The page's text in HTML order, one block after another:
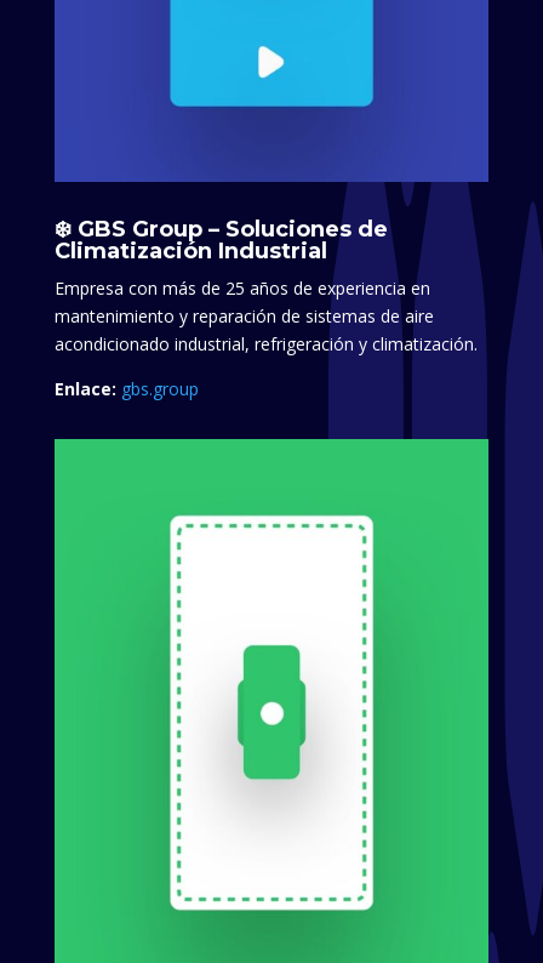
❄️ GBS Group – Soluciones de
Climatización Industrial
Empresa con más de 25 años de experiencia en
mantenimiento y reparación de sistemas de aire
acondicionado industrial, refrigeración y climatización.​
Enlace: gbs.group